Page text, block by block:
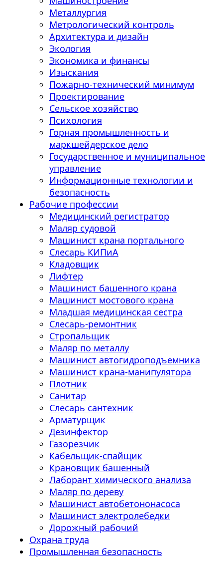
Металлургия
Метрологический контроль
Архитектура и дизайн
Экология
Экономика и финансы
Изыскания
Пожарно-технический минимум
Проектирование
Сельское хозяйство
Психология
Горная промышленность и
маркшейдерское дело
Государственное и муниципальное
управление
Информационные технологии и
безопасность
Рабочие профессии
Медицинский регистратор
Маляр судовой
Машинист крана портального
Слесарь КИПиА
Кладовщик
Лифтер
Машинист башенного крана
Машинист мостового крана
Младшая медицинская сестра
Слесарь-ремонтник
Стропальщик
Маляр по металлу
Машинист автогидроподъемника
Машинист крана-манипулятора
Плотник
Санитар
Слесарь сантехник
Арматурщик
Дезинфектор
Газорезчик
Кабельщик-спайщик
Крановщик башенный
Лаборант химического анализа
Маляр по дереву
Машинист автобетононасоса
Машинист электролебедки
Дорожный рабочий
Охрана труда
Промышленная безопасность